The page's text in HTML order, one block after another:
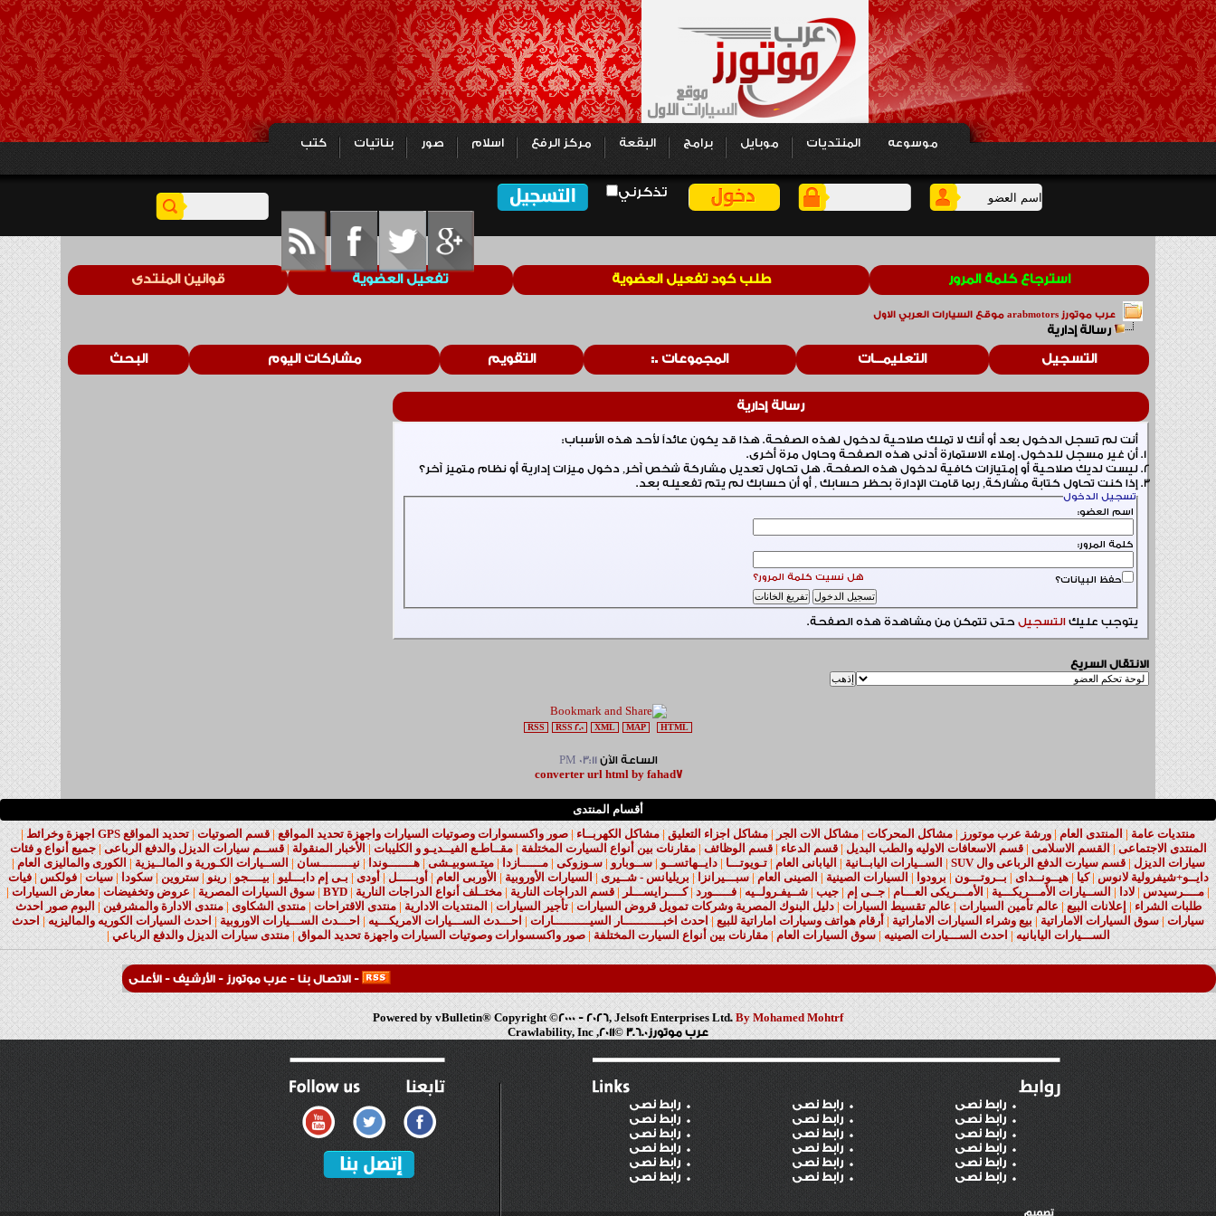
موسوعه المنتديات موبايل برامج البقعة مركز الرفع اسلام صور بناتيات كتب
تذكرني
استرجاع كلمة المرور طلب كود تفعيل العضوية تفعيل العضوية قوانين المنتدى
عرب موتورز arabmotors موقع السيارات العربي الاول
رسالة إدارية
التسجيل التعليمـــات المجموعات التقويم مشاركات اليوم البحث
رسالة إدارية
أنت لم تسجل الدخول بعد أو أنك لا تملك صلاحية لدخول لهذه الصفحة. هذا قد يكون عائداً لأحد هذه الأسباب:
أن غير مسجل للدخول. إملاء الاستمارة أدنى هذه الصفحة وحاول مرة أخرى.
ليست لديك صلاحية أو إمتيازات كافية لدخول هذه الصفحة. هل تحاول تعديل مشاركة شخص آخر, دخول ميزات إدارية أو نظام متميز آخر؟
إذا كنت تحاول كتابة مشاركة, ربما قامت الإدارة بحظر حسابك , أو أن حسابك لم يتم تفعيله بعد.
تسجيل الدخول
اسم العضو:
كلمة المرور:
هل نسيت كلمة المرور؟ حفظ البيانات؟
يتوجب عليكالتسجيل حتى تتمكن من مشاهدة هذه الصفحة.
الانتقال السريع
RSS RSS 2.0 XML MAP HTML
الساعة الآن03:11 PM
converter url html by fahad7
أقسام المنتدى
منتديات عامة |المنتدى العام |ورشة عرب موتورز |مشاكل المحركات | مشاكل الات الجر | مشاكل اجزاء التعليق |مشاكل الكهربــاء |صور واكسسوارات وصوتيات السيارات واجهزة تحديد المواقع |قسم الصوتيات |تحديد المواقع GPS اجهزة وخرائط
|
المنتدى الاجتماعى |القسم الاسلامى |قسم الاسعافات الاوليه والطب البديل |قسم الدعاء |قسم الوظائف |مقارنات بين أنواع السيارت المختلفة |مقــاطـع الفيــديـو و الكليبات |الأخبار المنقولة |قســم سيارات الديزل والدفع الرباعى |جميع أنواع و فئات
سيارات الديزل |قسم سيارت الدفع الرباعى وال SUV |الســيارات اليابــانية |اليابانى العام |تـويوتـــا |دايــهاتســو |ســوبارو |سـوزوكى |مــــــازدا |ميتـسوبيـشى |هـــــــوندا |نيـــــــــسان | الســيارات الكـورية و المالــيزية | الكورى والماليزى العام |
دايــو+شيفرولية لانوس |كيا |هيــونــداى |بــروتـــون |برودوا | السيارات الصينية | الصينى العام |سبـــيرانزا |بريليانس - شــيرى |السيارات الأوروبية | الأوربى العام |أوبـــــل |أودى | بـى إم دابـــليو |بيــــجو |رينو |ستروين |سكودا |سيات |فولكس |فيات
| مــــرسيدس | لادا |الســيارات الأمـــريكـــية | الأمـــريكى العـــام |جــى إم |جيب |شــيفـرولــيه |فـــــورد |كــــرايســـلر |قسم الدراجات النارية |مختــلف أنواع الدراجات النارية |
BYD
|سوق السيارات المصرية |عروض وتخفيضات |معارض السيارات |
طلبات الشراء | إعلانات البيع |عالم تأمين السيارات |عالم تقسيط السيارات |دليل البنوك المصرية وشركات تمويل قروض السيارات |تأجير السيارات | المنتديات الادارية |منتدى الاقتراحات |منتدى الشكاوى |منتدى الادارة والمشرفين | البوم صور احدث
سيارات | سوق السيارات الاماراتية | بيع وشراء السيارات الاماراتية |أرقام هواتف وسيارات اماراتية للبيع |احدث اخبـــــــــــار السيــــــــــارات | احـــدث الســـيارات الامريكـــيه | احـــدث الســـيارات الاوروبية | احدث السيارات الكوريه والماليزيه |احدث
الســـيارات اليابانيه | احدث الســـيارات الصينيه |سوق السيارات العام |مقارنات بين أنواع السيارت المختلفة |صور واكسسوارات وصوتيات السيارات واجهزة تحديد المواق |منتدى سيارات الديزل والدفع الرباعي |
- الاتصال بنا - عرب موتورز - الأرشيف - الأعلى
Powered by vBulletin® Copyright ©2000 - 2026, Jelsoft Enterprises Ltd.By Mohamed Mohtrf
عرب موتورز3.6.0 ©2011, Crawlability, Inc
رابط نصى
رابط نصى
رابط نصى
رابط نصى
رابط نصى
رابط نصى
رابط نصى
رابط نصى
رابط نصى
رابط نصى
رابط نصى
رابط نصى
رابط نصى
رابط نصى
رابط نصى
رابط نصى
رابط نصى
رابط نصى